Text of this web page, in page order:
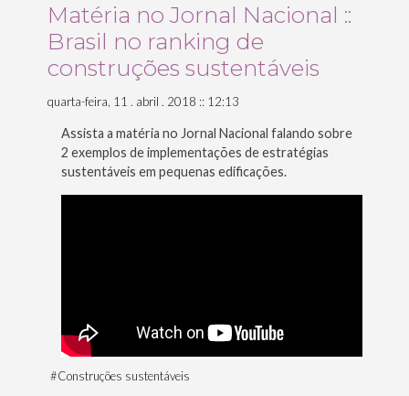
Matéria no Jornal Nacional ::
Brasil no ranking de
construções sustentáveis
quarta-feira, 11 . abril . 2018 :: 12:13
Assista a matéria no Jornal Nacional falando sobre
2 exemplos de implementações de estratégias
sustentáveis em pequenas edificações.
#Construções sustentáveis